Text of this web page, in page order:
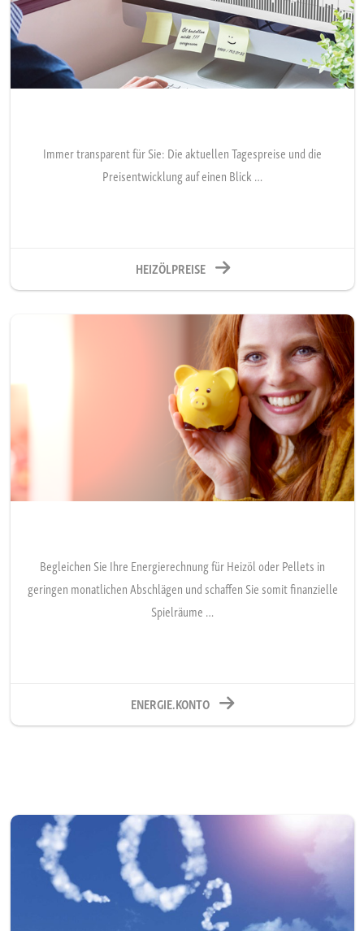
Immer transparent für Sie: Die aktuellen Tagespreise und die
Preisentwicklung auf einen Blick …
HEIZÖLPREISE
Begleichen Sie Ihre Energierechnung für Heizöl oder Pellets in
geringen monatlichen Abschlägen und schaffen Sie somit finanzielle
Spielräume …
ENERGIE.KONTO